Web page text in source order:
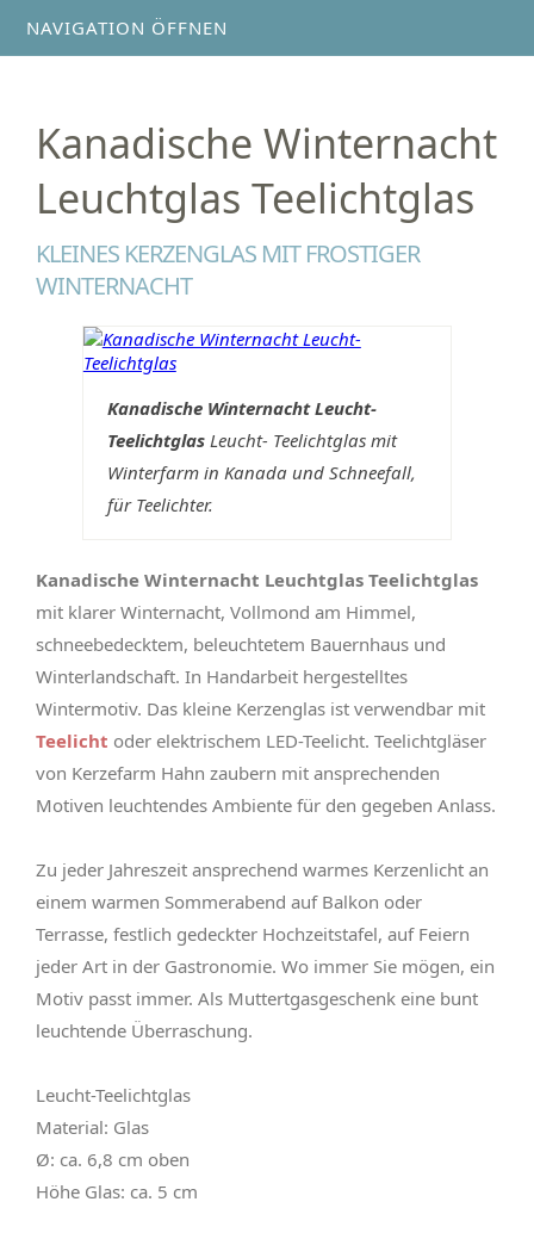
NAVIGATION ÖFFNEN
Kanadische Winternacht
Leuchtglas Teelichtglas
KLEINES KERZENGLAS MIT FROSTIGER
WINTERNACHT
Kanadische Winternacht Leucht-
TeelichtglasLeucht- Teelichtglas mit
Winterfarm in Kanada und Schneefall,
für Teelichter.
Kanadische Winternacht Leuchtglas Teelichtglas
mit klarer Winternacht, Vollmond am Himmel,
schneebedecktem, beleuchtetem Bauernhaus und
Winterlandschaft. In Handarbeit hergestelltes
Wintermotiv. Das kleine Kerzenglas ist verwendbar mit
Teelicht oder elektrischem LED-Teelicht. Teelichtgläser
von Kerzefarm Hahn zaubern mit ansprechenden
Motiven leuchtendes Ambiente für den gegeben Anlass.
Zu jeder Jahreszeit ansprechend warmes Kerzenlicht an
einem warmen Sommerabend auf Balkon oder
Terrasse, festlich gedeckter Hochzeitstafel, auf Feiern
jeder Art in der Gastronomie. Wo immer Sie mögen, ein
Motiv passt immer. Als Muttertgasgeschenk eine bunt
leuchtende Überraschung.
Leucht-Teelichtglas
Material: Glas
Ø: ca. 6,8 cm oben
Höhe Glas: ca. 5 cm